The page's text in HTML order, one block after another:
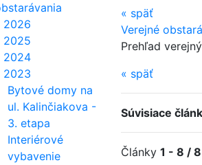
2026
2025
2024
2023
Bytové domy na
ul. Kalinčiakova -
3. etapa
Interiérové
vybavenie
« späť
Verejné
Prehľad
« späť
Súvisiace
Články 1 - 8 / 8